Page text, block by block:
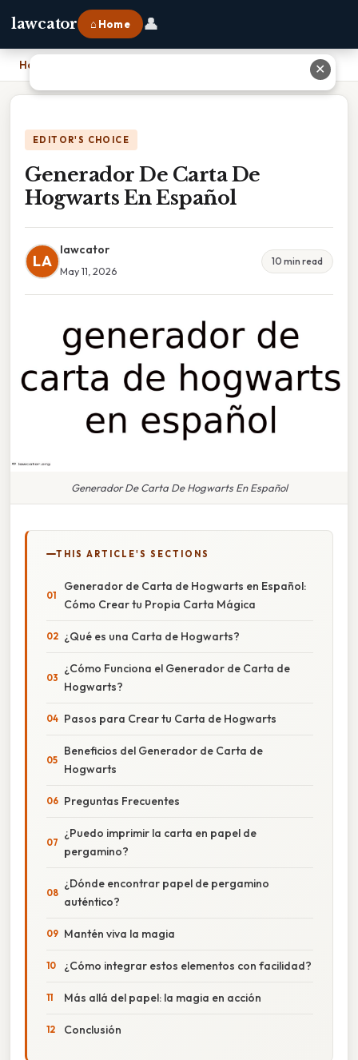
lawcator ⌂ Home 👤
Home
EDITOR'S CHOICE
Generador De Carta De
Hogwarts En Español
LA
lawcator
May 11, 2026
10 min read
Generador De Carta De Hogwarts En Español
THIS ARTICLE'S SECTIONS
Generador de Carta de Hogwarts en Español:
Cómo Crear tu Propia Carta Mágica
¿Qué es una Carta de Hogwarts?
¿Cómo Funciona el Generador de Carta de
Hogwarts?
Pasos para Crear tu Carta de Hogwarts
Beneficios del Generador de Carta de
Hogwarts
Preguntas Frecuentes
¿Puedo imprimir la carta en papel de
pergamino?
¿Dónde encontrar papel de pergamino
auténtico?
Mantén viva la magia
¿Cómo integrar estos elementos con facilidad?
Más allá del papel: la magia en acción
Conclusión
✕